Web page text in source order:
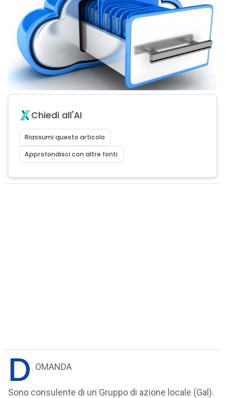
Chiedi all'AI
Riassumi questo articolo
Approfondisci con altre fonti
D OMANDA
Sono consulente di un Gruppo di azione locale (Gal).